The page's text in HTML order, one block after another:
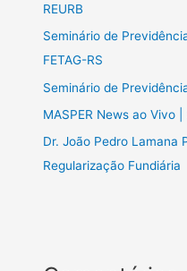
REURB
Seminário de
FETAG-RS
Seminário de
MASPER News ao Vivo
Dr. João Pedro Lamana
Regularização Fundiária